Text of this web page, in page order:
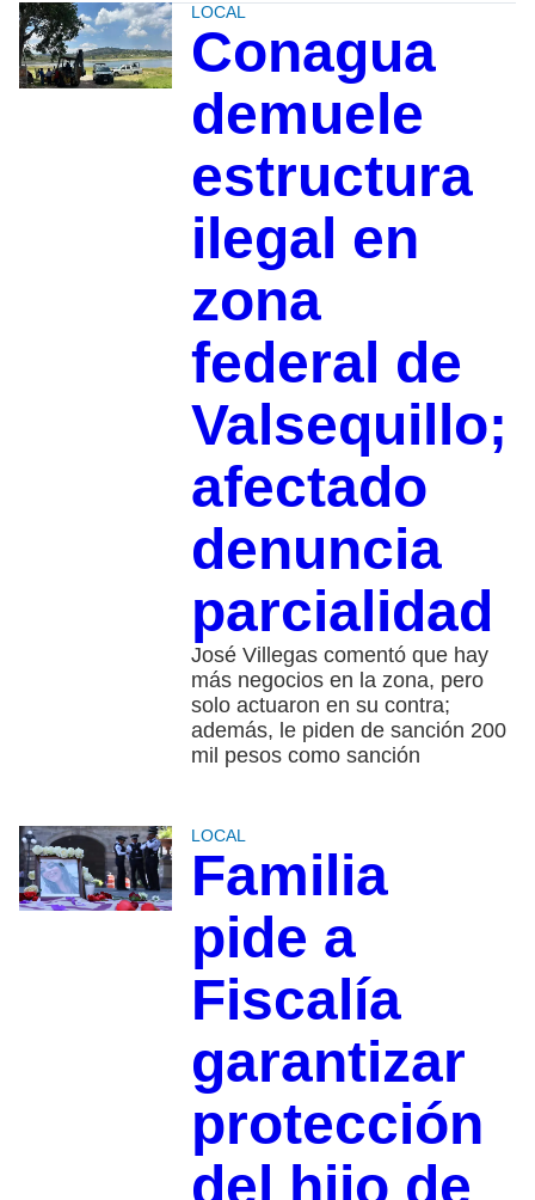
LOCAL
Conagua
demuele
estructura
ilegal en
zona
federal de
Valsequillo;
afectado
denuncia
parcialidad
José Villegas comentó que hay
más negocios en la zona, pero
solo actuaron en su contra;
además, le piden de sanción 200
mil pesos como sanción
LOCAL
Familia
pide a
Fiscalía
garantizar
protección
del hijo de